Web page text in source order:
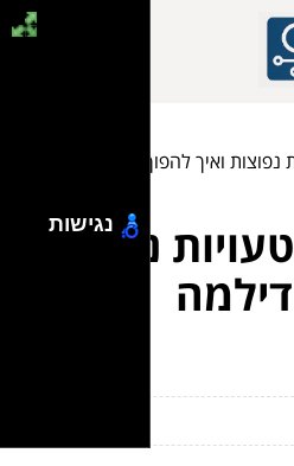
ואיך להפוך דילמה
נפוצות
נגישות